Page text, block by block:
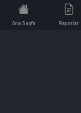
Ana Sayfa Raporlar